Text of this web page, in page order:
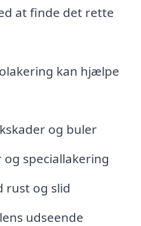
at finde det rette
kan hjælpe
og buler
speciallakering
rust og slid
udseende